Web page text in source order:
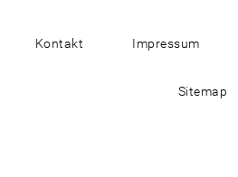
Kontakt Impressum
Sitemap